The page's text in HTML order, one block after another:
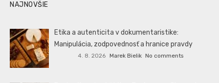
NAJNOVŠIE
Etika a autenticita v dokumentaristike:
Manipulácia, zodpovednosť a hranice pravdy
4. 8. 2026 Marek Bielik No comments